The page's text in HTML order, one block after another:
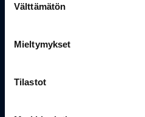
valinta
Välttämätön
Mieltymykset
Tilastot